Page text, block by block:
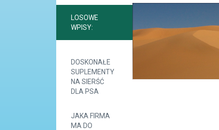
LOSOWE
WPISY:
DOSKONAŁE
SUPLEMENTY
NA SIERŚĆ
DLA PSA
JAKA FIRMA
MA DO